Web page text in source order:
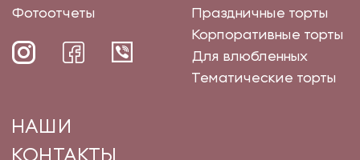
Фотоотчеты
Праздничные торты
Корпоративные торты
Для влюбленных
Тематические торты
НАШИ